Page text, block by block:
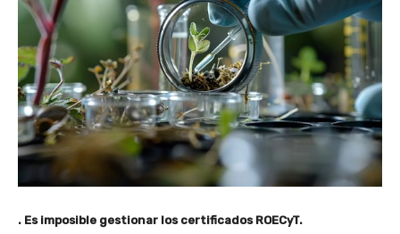
. Es imposible gestionar los certificados ROECyT.